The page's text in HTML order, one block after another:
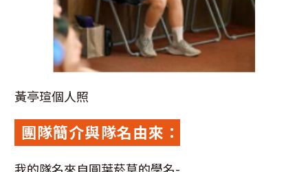
黃亭瑄個人照
團隊簡介與隊名由來：